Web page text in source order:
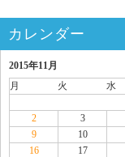
カレンダー
2015年11月
月
火 水
2
3
9
10
16
17